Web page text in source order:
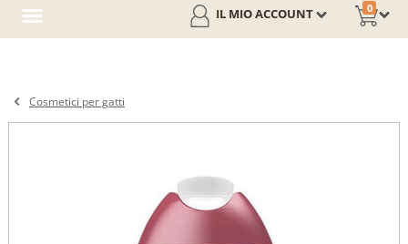
0
IL MIO ACCOUNT
Cosmetici per gatti